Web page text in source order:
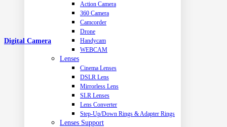
Action Camera
360 Camera
Camcorder
Drone
Handycam
WEBCAM
Lenses
Cinema Lenses
DSLR Lens
Mirrorless Lens
SLR Lenses
Lens Converter
Step-Up/Down Rings & Adapter Rings
Lenses Support
Digital Camera